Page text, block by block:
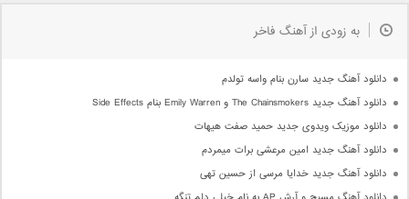
به زودی از آهنگ فاخر
دانلود آهنگ جدید سارن بنام واسه تولدم
دانلود آهنگ جدید The Chainsmokers و Emily Warren بنام Side Effects
دانلود موزیک ویدوی جدید حمید صفت هیهات
دانلود آهنگ جدید امین مرعشی برات میمردم
دانلود آهنگ جدید خدایا مرسی از حسین تهی